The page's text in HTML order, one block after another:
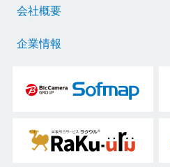
会社概要
企業情報